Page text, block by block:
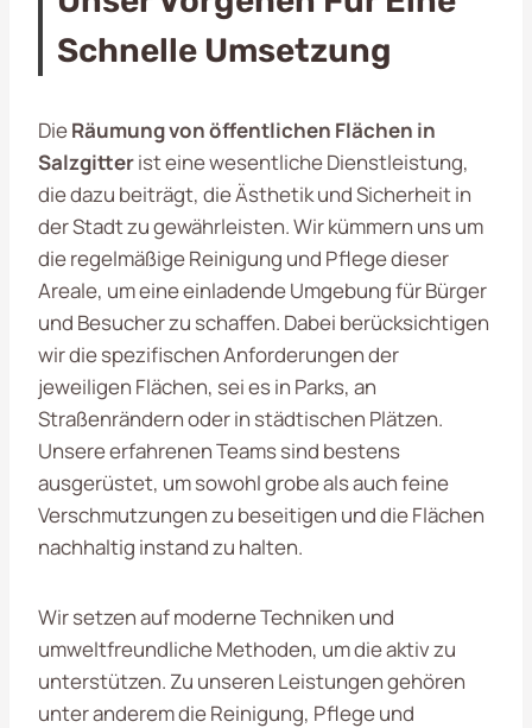
Schnelle Umsetzung
DieRäumung von öffentlichen Flächen in
Salzgitterist eine wesentliche Dienstleistung,
die dazu beiträgt, die Ästhetik und Sicherheit in
der Stadt zu gewährleisten. Wir kümmern uns um
die regelmäßige Reinigung und Pflege dieser
Areale, um eine einladende Umgebung für Bürger
und Besucher zu schaffen. Dabei berücksichtigen
wir die spezifischen Anforderungen der
jeweiligen Flächen, sei es in Parks, an
Straßenrändern oder in städtischen Plätzen.
Unsere erfahrenen Teams sind bestens
ausgerüstet, um sowohl grobe als auch feine
Verschmutzungen zu beseitigen und die Flächen
nachhaltig instand zu halten.
Wir setzen auf moderne Techniken und
umweltfreundliche Methoden, um dieaktiv zu
unterstützen. Zu unseren Leistungen gehören
unter anderem die Reinigung, Pflege und